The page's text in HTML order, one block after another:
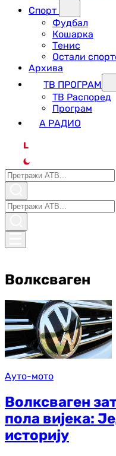
Спорт
Фудбал
Кошарка
Тенис
Остали
Архива
ТВ ПРОГРАМ
ТВ Распоред
Програм
А РАДИО
L
Волксваген
Ауто-мото
Волксваген
пола вијека:
историју